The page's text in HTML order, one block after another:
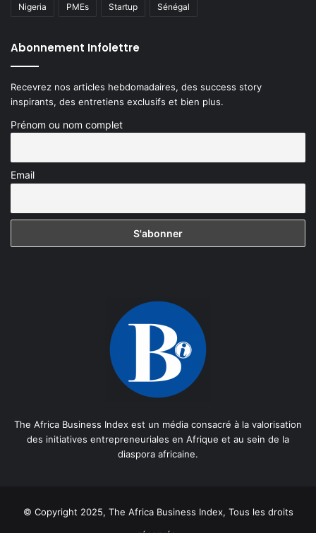
Nigeria PMEs Startup Sénégal
Abonnement Infolettre
Recevrez nos articles hebdomadaires, des success story
inspirants, des entretiens exclusifs et bien plus.
Prénom ou nom complet
Email
The Africa Business Index est un média consacré à la valorisation
des initiatives entrepreneuriales en Afrique et au sein de la
diaspora africaine.
© Copyright 2025, The Africa Business Index, Tous les droits